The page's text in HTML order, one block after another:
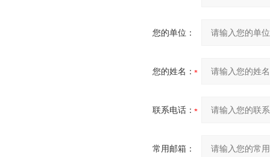
您的单位：
您的姓名：
联系电话：
常用邮箱：